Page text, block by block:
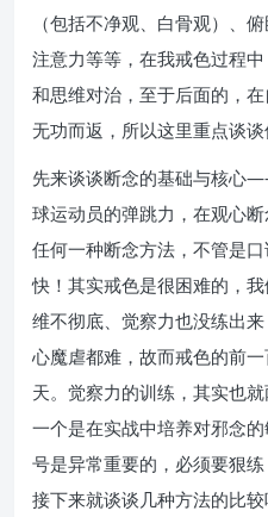
（包括不净观、白骨观）、
注意力等等，在我戒色过程
和思维对治，至于后面的，
无功而返，所以这里重点谈谈
先来谈谈断念的基础与核心
球运动员的弹跳力，在观心断
任何一种断念方法，不管是
快！其实戒色是很困难的，
维不彻底、觉察力也没练出
心魔虐都难，故而戒色的前
天。觉察力的训练，其实也
一个是在实战中培养对邪念
号是异常重要的，必须要狠练
接下来就谈谈几种方法的比较